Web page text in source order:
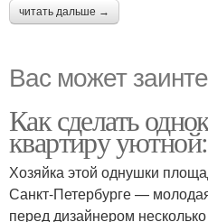
читать дальше →
Вас может
Как сделать
квартиру
Хозяйка этой однушки
Санкт-Петербурге —
перед дизайнером